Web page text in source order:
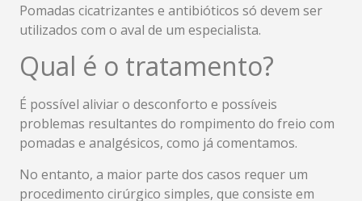
Pomadas cicatrizantes e antibióticos só devem ser
utilizados com o aval de um especialista.
Qual é o tratamento?
É possível aliviar o desconforto e possíveis
problemas resultantes do rompimento do freio com
pomadas e analgésicos, como já comentamos.
No entanto, a maior parte dos casos requer um
procedimento cirúrgico simples, que consiste em